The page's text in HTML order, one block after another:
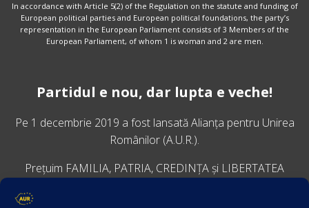
In accordance with Article 5(2) of the Regulation on the statute and funding of
European political parties and European political foundations, the party’s
representation in the European Parliament consists of 3 Members of the
European Parliament, of whom 1 is woman and 2 are men.
Partidul e nou, dar lupta e veche!
Pe 1 decembrie 2019 a fost lansatăAlianța pentru Unirea
Românilor (A.U.R.).
Prețuim FAMILIA, PATRIA, CREDINȚA și LIBERTATEA